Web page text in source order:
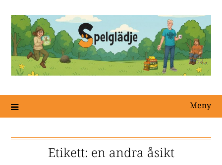
Meny
Etikett: en andra åsikt